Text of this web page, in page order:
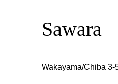
Sawara
Wakayama/Chiba 3-